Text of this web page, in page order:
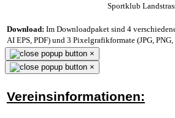
Sportklub
Download: Im Downloadpaket sind 4
AI EPS, PDF) und 3 Pixelgrafikformate (JPG, PNG,
×
×
Vereinsinformationen: